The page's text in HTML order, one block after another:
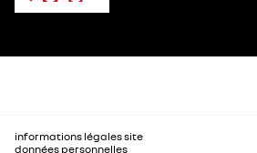
informations légales site
données personnelles